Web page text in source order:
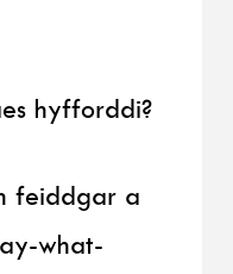
hyfforddi?
feiddgar a
what-